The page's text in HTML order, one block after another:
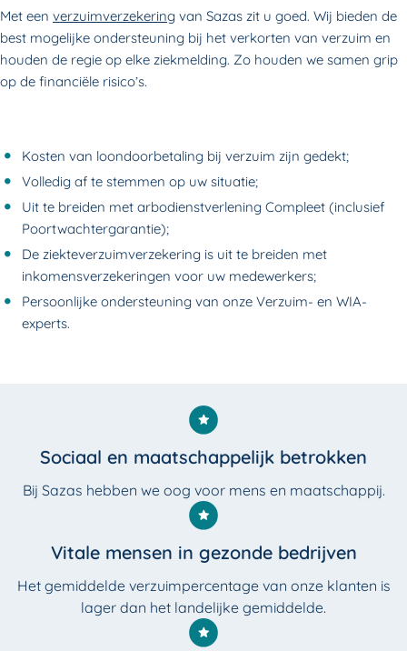
Met een verzuimverzekering van Sazas zit u goed. Wij bieden de
best mogelijke ondersteuning bij het verkorten van verzuim en
houden de regie op elke ziekmelding. Zo houden we samen grip
op de financiële risico’s.
Kosten van loondoorbetaling bij verzuim zijn gedekt;
Volledig af te stemmen op uw situatie;
Uit te breiden met arbodienstverlening Compleet (inclusief
Poortwachtergarantie);
De ziekteverzuimverzekering is uit te breiden met
inkomensverzekeringen voor uw medewerkers;
Persoonlijke ondersteuning van onze Verzuim- en WIA-
experts.
Sociaal en maatschappelijk betrokken
Bij Sazas hebben we oog voor mens en maatschappij.
Vitale mensen in gezonde bedrijven
Het gemiddelde verzuimpercentage van onze klanten is
lager dan het landelijke gemiddelde.